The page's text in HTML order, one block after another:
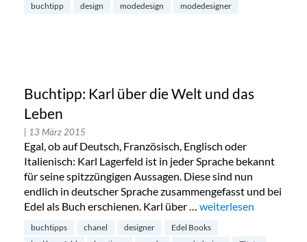
buchtipp design modedesign modedesigner
Buchtipp: Karl über die Welt und das
Leben
| 13 März 2015
Egal, ob auf Deutsch, Französisch, Englisch oder
Italienisch: Karl Lagerfeld ist in jeder Sprache bekannt
für seine spitzzüngigen Aussagen. Diese sind nun
endlich in deutscher Sprache zusammengefasst und bei
Edel als Buch erschienen. Karl über … „Buchtipp: Karl über
weiterlesen
buchtipps chanel designer
Edel Books